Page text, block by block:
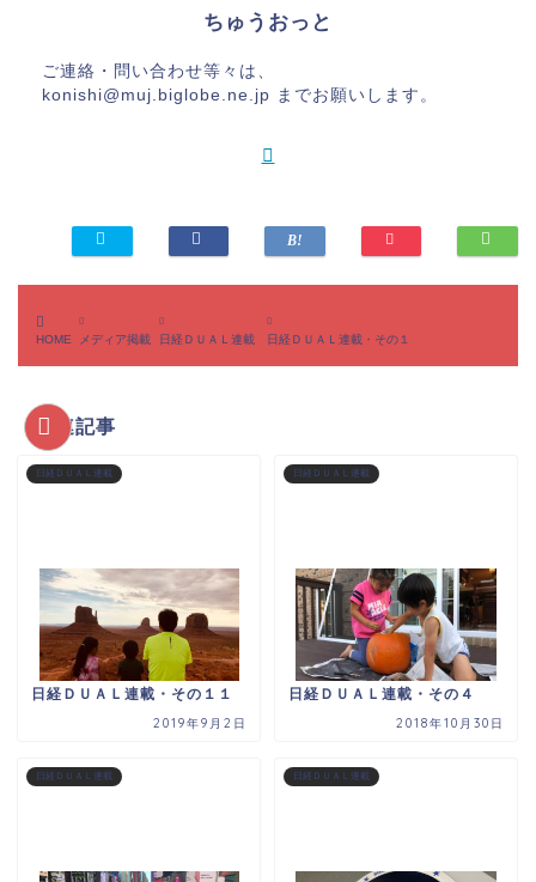
ちゅうおっと
ご連絡・問い合わせ等々は、
konishi@muj.biglobe.ne.jp までお願いします。
HOME メディア掲載 日経ＤＵＡＬ連載 日経ＤＵＡＬ連載・その１
関連記事
日経ＤＵＡＬ連載
日経ＤＵＡＬ連載・その１１
2019年9月2日
日経ＤＵＡＬ連載
日経ＤＵＡＬ連載・その４
2018年10月30日
日経ＤＵＡＬ連載 日経ＤＵＡＬ連載